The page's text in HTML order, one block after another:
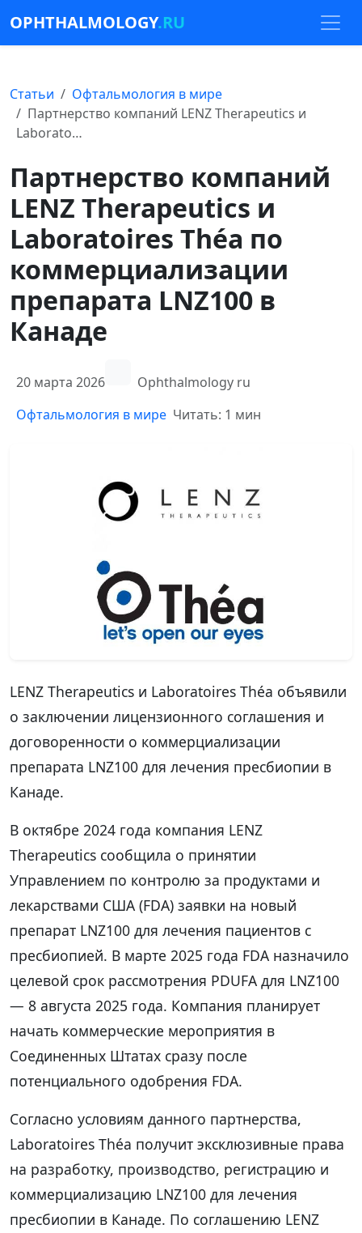
OPHTHALMOLOGY.RU
Статьи
Офтальмология в мире
Партнерство компаний LENZ Therapeutics и
Laborato…
Партнерство компаний
LENZ Therapeutics и
Laboratoires Théa по
коммерциализации
препарата LNZ100 в
Канаде
20 марта 2026
Ophthalmology ru
Офтальмология в мире Читать: 1 мин
LENZ Therapeutics и Laboratoires Théa объявили
о заключении лицензионного соглашения и
договоренности о коммерциализации
препарата LNZ100 для лечения пресбиопии в
Канаде.
В октябре 2024 года компания LENZ
Therapeutics сообщила о принятии
Управлением по контролю за продуктами и
лекарствами США (FDA) заявки на новый
препарат LNZ100 для лечения пациентов с
пресбиопией. В марте 2025 года FDA назначило
целевой срок рассмотрения PDUFA для LNZ100
— 8 августа 2025 года. Компания планирует
начать коммерческие мероприятия в
Соединенных Штатах сразу после
потенциального одобрения FDA.
Согласно условиям данного партнерства,
Laboratoires Théa получит эксклюзивные права
на разработку, производство, регистрацию и
коммерциализацию LNZ100 для лечения
пресбиопии в Канаде. По соглашению LENZ